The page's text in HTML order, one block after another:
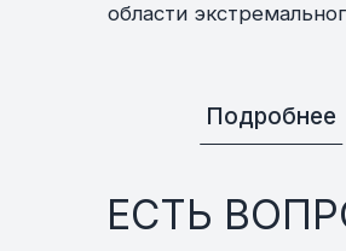
области
Подробнее
ЕСТЬ